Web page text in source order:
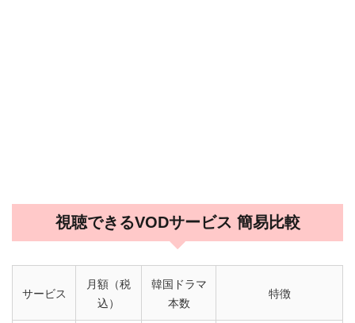
視聴できるVODサービス 簡易比較
サービス
月額（税
込）
韓国ドラマ
本数
特徴